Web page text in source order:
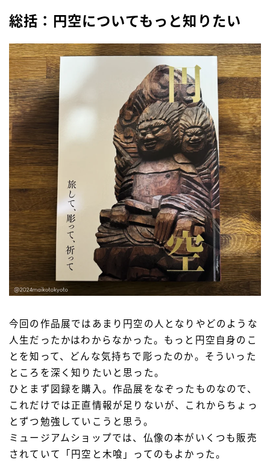
総括：円空についてもっと知りたい
今回の作品展ではあまり円空の人となりやどのような
人生だったかはわからなかった。もっと円空自身のこ
とを知って、どんな気持ちで彫ったのか。そういった
ところを深く知りたいと思った。
ひとまず図録を購入。作品展をなぞったものなので、
これだけでは正直情報が足りないが、これからちょっ
とずつ勉強していこうと思う。
ミュージアムショップでは、仏像の本がいくつも販売
されていて「円空と木喰」ってのもよかった。